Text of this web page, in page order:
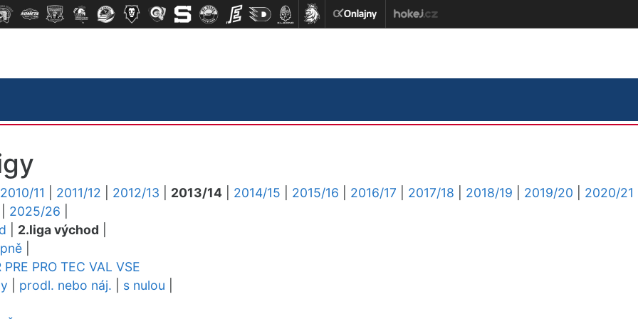
2010/11 2011/12 2012/13 2013/14 2014/15 2015/16 2016/17 2017/18 2018/19 2019/20
2020/21
2025/26
2.liga východ
PRE PRO TEC VAL VSE
prodl. nebo náj. s nulou